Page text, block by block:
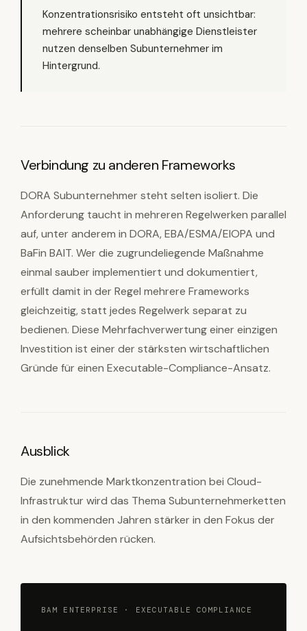
Konzentrationsrisiko entsteht oft unsichtbar:
mehrere scheinbar unabhängige Dienstleister
nutzen denselben Subunternehmer im
Hintergrund.
Verbindung zu anderen Frameworks
DORA Subunternehmer steht selten isoliert. Die
Anforderung taucht in mehreren Regelwerken parallel
auf, unter anderem in DORA, EBA/ESMA/EIOPA und
BaFin BAIT. Wer die zugrundeliegende Maßnahme
einmal sauber implementiert und dokumentiert,
erfüllt damit in der Regel mehrere Frameworks
gleichzeitig, statt jedes Regelwerk separat zu
bedienen. Diese Mehrfachverwertung einer einzigen
Investition ist einer der stärksten wirtschaftlichen
Gründe für einen Executable-Compliance-Ansatz.
Ausblick
Die zunehmende Marktkonzentration bei Cloud-
Infrastruktur wird das Thema Subunternehmerketten
in den kommenden Jahren stärker in den Fokus der
Aufsichtsbehörden rücken.
BAM ENTERPRISE · EXECUTABLE COMPLIANCE